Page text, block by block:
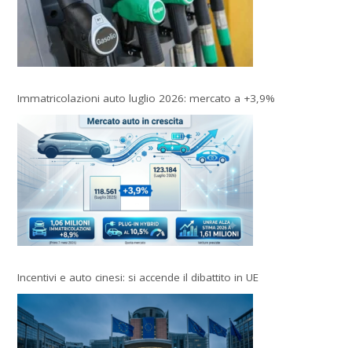
Immatricolazioni auto luglio 2026: mercato a +3,9%
Incentivi e auto cinesi: si accende il dibattito in UE